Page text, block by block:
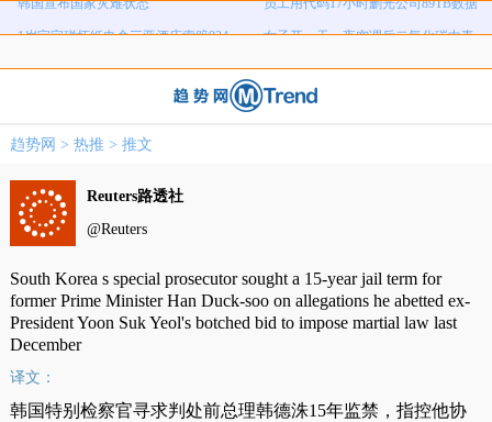
儿子举报身价上亿父亲说家已破碎 女子用漏洞0元买了3千台电器
韩国宣布国家灾难状态
趋势网 > 热推 > 推文
Reuters路透社
@Reuters
South Korea s special prosecutor sought a 15-year jail term for
former Prime Minister Han Duck-soo on allegations he abetted ex-
President Yoon Suk Yeol's botched bid to impose martial law last
December
译文：
韩国特别检察官寻求判处前总理韩德洙15年监禁，指控他协